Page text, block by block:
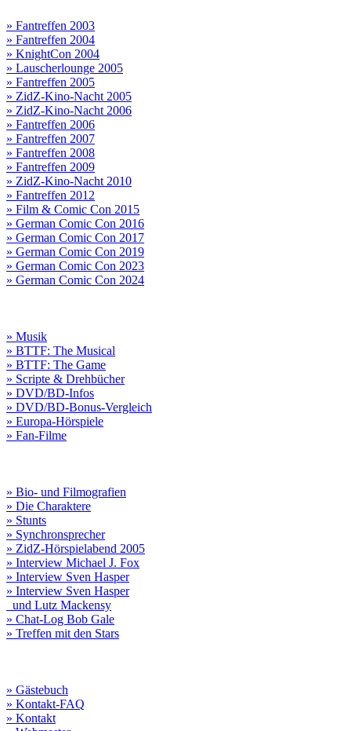
» Fantreffen 2003
» Fantreffen 2004
» KnightCon 2004
» Lauscherlounge 2005
» Fantreffen 2005
» ZidZ-Kino-Nacht 2005
» ZidZ-Kino-Nacht 2006
» Fantreffen 2006
» Fantreffen 2007
» Fantreffen 2008
» Fantreffen 2009
» ZidZ-Kino-Nacht 2010
» Fantreffen 2012
» Film & Comic Con 2015
» German Comic Con 2016
» German Comic Con 2017
» German Comic Con 2019
» German Comic Con 2023
» German Comic Con 2024
» Musik
» BTTF: The Musical
» BTTF: The Game
» Scripte & Drehbücher
» DVD/BD-Infos
» DVD/BD-Bonus-Vergleich
» Europa-Hörspiele
» Fan-Filme
» Bio- und Filmografien
» Die Charaktere
» Stunts
» Synchronsprecher
» ZidZ-Hörspielabend 2005
» Interview Michael J. Fox
» Interview Sven Hasper
» Interview Sven Hasper
und Lutz Mackensy
» Chat-Log Bob Gale
» Treffen mit den Stars
» Gästebuch
» Kontakt-FAQ
» Kontakt